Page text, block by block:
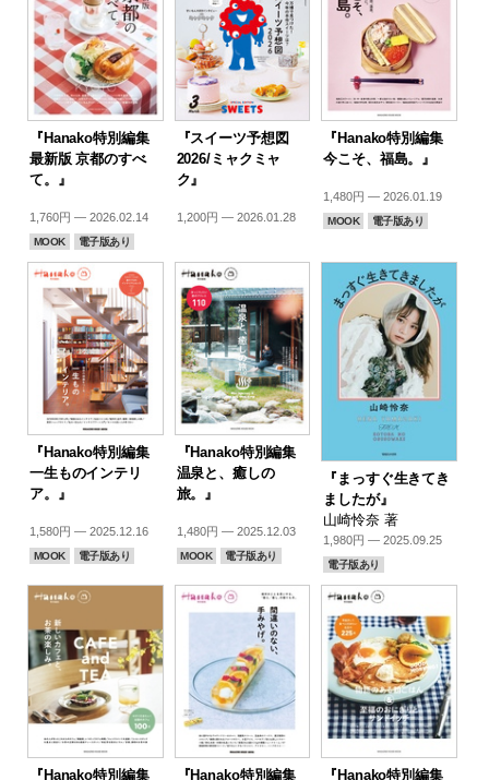
『Hanako特別編集
最新版 京都のすべ
て。』
1,760円 — 2026.02.14
MOOK 電子版あり
『スイーツ予想図
2026/ミャクミャ
ク』
1,200円 — 2026.01.28
『Hanako特別編集
今こそ、福島。』
1,480円 — 2026.01.19
MOOK 電子版あり
『Hanako特別編集
一生ものインテリ
ア。』
1,580円 — 2025.12.16
MOOK 電子版あり
『Hanako特別編集
温泉と、癒しの
旅。』
1,480円 — 2025.12.03
MOOK 電子版あり
『まっすぐ生きてき
ましたが』
山崎怜奈 著
1,980円 — 2025.09.25
電子版あり
『Hanako特別編集
『Hanako特別編集
『Hanako特別編集